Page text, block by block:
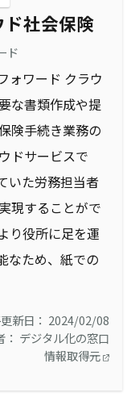
ド社会保険
ド
ォワード クラウ
な書類作成や提
険手続き業務の
ドサービスで
いた労務担当者
現することがで
り役所に足を運
なため、紙での
新日： 2024/02/08
： デジタル化の窓口
情報取得元